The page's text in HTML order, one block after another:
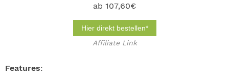
ab 107,60€
Hier direkt bestellen*
Affiliate Link
Features: